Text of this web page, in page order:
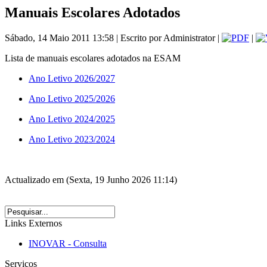
Manuais Escolares Adotados
Sábado, 14 Maio 2011 13:58 | Escrito por Administrator |
|
Lista de manuais escolares adotados na ESAM
Ano Letivo 2026/2027
Ano Letivo 2025/2026
Ano Letivo 2024/2025
Ano Letivo 2023/2024
Actualizado em (Sexta, 19 Junho 2026 11:14)
Links Externos
INOVAR - Consulta
Serviços